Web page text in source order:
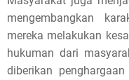
mengembangkan
mereka melakukan
hukuman dari
diberikan